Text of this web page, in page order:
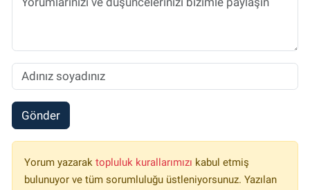
Gönder
Yorum yazarak topluluk kurallarımızı kabul etmiş
bulunuyor ve tüm sorumluluğu üstleniyorsunuz. Yazılan